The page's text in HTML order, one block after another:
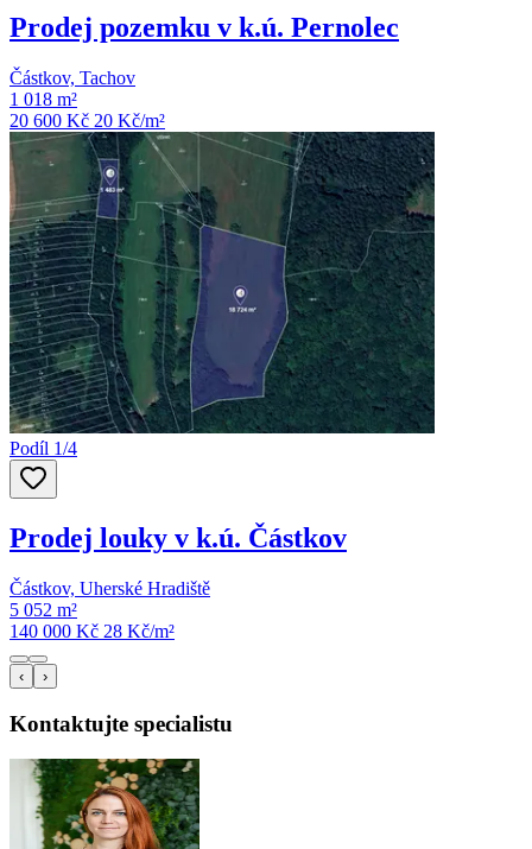
Prodej pozemku v k.ú. Pernolec
Částkov, Tachov
1 018 m²
20 600 Kč 20 Kč/m²
Podíl 1/4
Prodej louky v k.ú. Částkov
Částkov, Uherské Hradiště
5 052 m²
140 000 Kč 28 Kč/m²
‹ ›
Kontaktujte specialistu